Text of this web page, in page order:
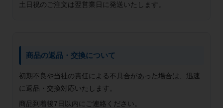
土日祝のご注文は翌営業日に発送いたします。
商品の返品・交換について
初期不良や当社の責任による不具合があった場合は、迅速
に返品・交換対応いたします。
商品到着後7日以内にご連絡ください。